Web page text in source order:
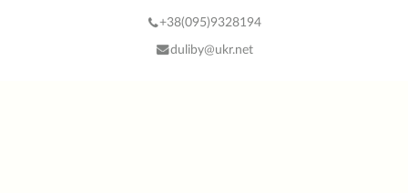
+38(095)9328194
duliby@ukr.net